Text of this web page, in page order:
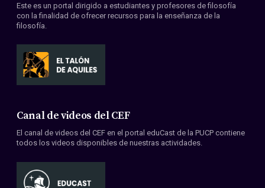
Este es un portal dirigido a estudiantes y profesores de filosofía
con la finalidad de ofrecer recursos para la enseñanza de la
filosofía.
Canal de videos del CEF
El canal de videos del CEF en el portal eduCast de la PUCP contiene
todos los videos disponibles de nuestras actividades.